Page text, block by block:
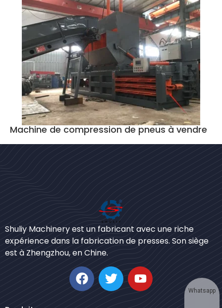
Machine de compression de pneus à vendre
Shuliy Machinery est un fabricant avec une riche
expérience dans la fabrication de presses. Son siège
est à Zhengzhou, en Chine.
German
Korean
Urdu
Whatsapp